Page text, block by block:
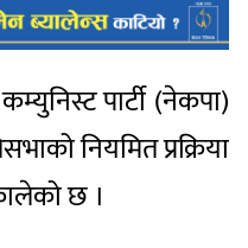
पार्टी (नेकपा)
नियमित प्रक्रिया
छ ।